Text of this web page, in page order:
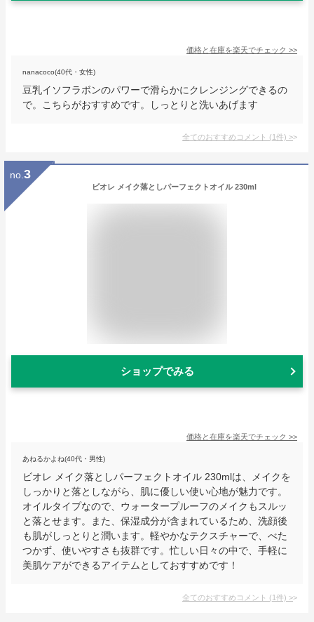
価格と在庫を楽天でチェック >>
nanacoco(40代・女性)
豆乳イソフラボンのパワーで滑らかにクレンジングできるの
で。こちらがおすすめです。しっとりと洗いあげます
全てのおすすめコメント (1件) >
no. 3
ビオレ メイク落としパーフェクトオイル 230ml
ショップでみる
価格と在庫を楽天でチェック >>
あねるかよね(40代・男性)
ビオレ メイク落としパーフェクトオイル 230mlは、メイクを
しっかりと落としながら、肌に優しい使い心地が魅力です。
オイルタイプなので、ウォータープルーフのメイクもスルッ
と落とせます。また、保湿成分が含まれているため、洗顔後
も肌がしっとりと潤います。軽やかなテクスチャーで、べた
つかず、使いやすさも抜群です。忙しい日々の中で、手軽に
美肌ケアができるアイテムとしておすすめです！
全てのおすすめコメント (1件) >